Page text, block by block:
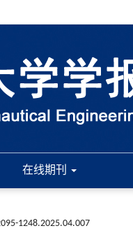
在线期刊
1248.2025.04.007